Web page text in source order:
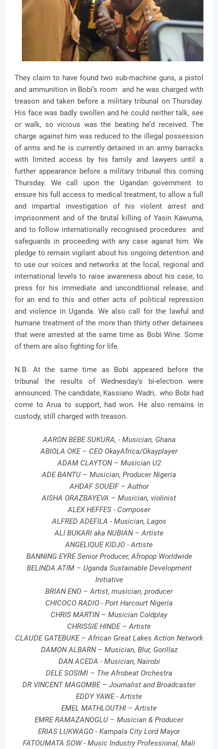
They claim to have found two sub-machine guns, a pistol
and ammunition in Bobi’s room and he was charged with
treason and taken before a military tribunal on Thursday.
His face was badly swollen and he could neither talk, see
or walk, so vicious was the beating he’d received. The
charge against him was reduced to the illegal possession
of arms and he is currently detained in an army barracks
with limited access by his family and lawyers until a
further appearance before a military tribunal this coming
Thursday. We call upon the Ugandan government to
ensure his full access to medical treatment, to allow a full
and impartial investigation of his violent arrest and
imprisonment and of the brutal killing of Yasin Kawuma,
and to follow internationally recognised procedures and
safeguards in proceeding with any case aganst him. We
pledge to remain vigilant about his ongoing detention and
to use our voices and networks at the local, regional and
international levels to raise awareness about his case, to
press for his immediate and unconditional release, and
for an end to this and other acts of political repression
and violence in Uganda. We also call for the lawful and
humane treatment of the more than thirty other detainees
that were arrested at the same time as Bobi Wine. Some
of them are also fighting for life.
N.B. At the same time as Bobi appeared before the
tribunal the results of Wednesday's bi-election were
announced. The candidate, Kassiano Wadri, who Bobi had
come to Arua to support, had won. He also remains in
custody, still charged with treason.
AARON BEBE SUKURA, - Musician, Ghana
ABIOLA OKE – CEO OkayAfrica/Okayplayer
ADAM CLAYTON – Musician U2
ADE BANTU – Musician, Producer Nigeria
AHDAF SOUEIF – Author
AISHA ORAZBAYEVA – Musician, violinist
ALEX HEFFES - Composer
ALFRED ADEFILA - Musician, Lagos
ALI BUKARI aka NUBIAN – Artiste
ANGELIQUE KIDJO - Artiste
BANNING EYRE Senior Producer, Afropop Worldwide
BELINDA ATIM – Uganda Sustainable Development
Initiative
BRIAN ENO – Artist, musician, producer
CHICOCO RADIO - Port Harcourt Nigeria
CHRIS MARTIN – Musician Coldplay
CHRISSIE HINDE – Artiste
CLAUDE GATEBUKE – African Great Lakes Action Network
DAMON ALBARN – Musician, Blur, Gorillaz
DAN ACEDA - Musician, Nairobi
DELE SOSIMI – The Afrobeat Orchestra
DR VINCENT MAGOMBE – Journalist and Broadcaster
EDDY YAWE - Artiste
EMEL MATHLOUTHI – Artiste
EMRE RAMAZANOGLU – Musician & Producer
ERIAS LUKWAGO - Kampala City Lord Mayor
FATOUMATA SOW - Music Industry Professional, Mali